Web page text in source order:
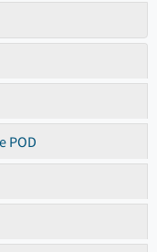
POD